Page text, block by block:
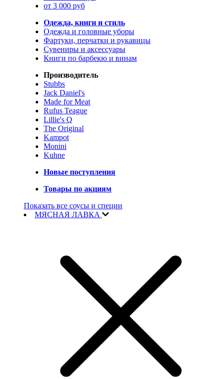
от 3 000 руб
Одежда, книги и стиль
Одежда и головные уборы
Фартуки, перчатки и рукавицы
Сувениры и аксессуары
Книги по барбекю и винам
Производитель
Stubbs
Jack Daniel's
Made for Meat
Rufus Teague
Lillie's Q
The Original
Kampot
Monini
Kuhne
Новые поступления
Товары по акциям
Показать все соусы и специи
МЯСНАЯ ЛАВКА